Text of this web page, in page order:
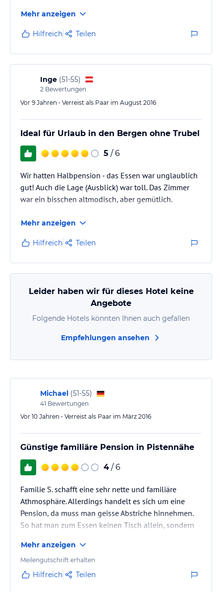
und unternehmen kann.
Mehr anzeigen
Hilfreich Teilen
Inge (51-55)
2 Bewertungen
Vor 9 Jahren • Verreist als Paar im August 2016
Ideal für Urlaub in den Bergen ohne Trubel
5 / 6
Wir hatten Halbpension - das Essen war unglaublich
gut! Auch die Lage (Ausblick) war toll. Das Zimmer
war ein bisschen altmodisch, aber gemütlich.
Mehr anzeigen
Hilfreich Teilen
Leider haben wir für dieses Hotel keine
Angebote
Folgende Hotels könnten Ihnen auch gefallen
Empfehlungen ansehen
Michael (51-55)
41 Bewertungen
Vor 10 Jahren • Verreist als Paar im März 2016
Günstige familiäre Pension in Pistennähe
4 / 6
Familie S. schafft eine sehr nette und familiäre
Athmosphäre. Allerdings handelt es sich um eine
Pension, da muss man geisse Abstriche hinnehmen.
So hat man zum Essen keinen Tisch allein, sondern
kleine Speisesaal nur vier Tische besitzt. Dafür ist das
Essen sehr lecker, Auswahl gibts jedoch nicht. Der
Wellnessbereich besteht aus einer kleinen
Mehr anzeigen
Meilengutschrift erhalten
Hilfreich Teilen